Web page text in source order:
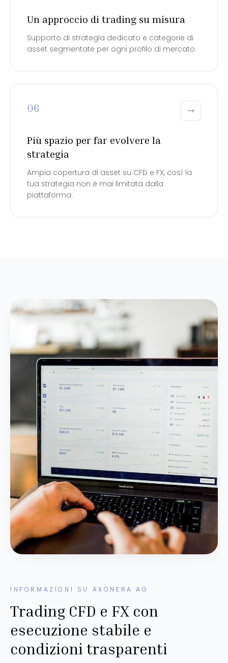
Un approccio di trading su misura
Supporto di strategia dedicato e categorie di
asset segmentate per ogni profilo di mercato.
06
Più spazio per far evolvere la
strategia
Ampia copertura di asset su CFD e FX, così la
tua strategia non è mai limitata dalla
piattaforma.
INFORMAZIONI SU AXONERA AG
Trading CFD e FX con
esecuzione stabile e
condizioni trasparenti